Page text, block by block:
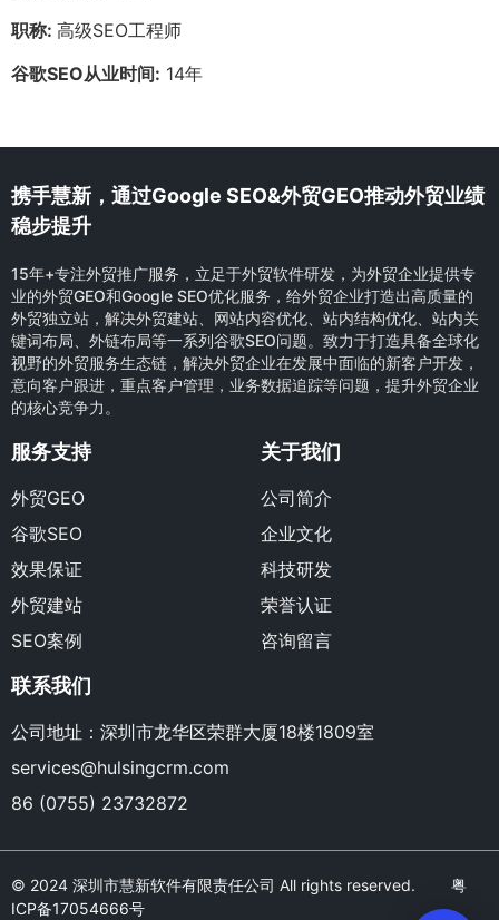
职称: 高级SEO工程师
谷歌SEO从业时间: 14年
携手慧新，通过Google SEO&外贸GEO推动外贸业绩
稳步提升
15年+专注外贸推广服务，立足于外贸软件研发，为外贸企业提供专
业的外贸GEO和Google SEO优化服务，给外贸企业打造出高质量的
外贸独立站，解决外贸建站、网站内容优化、站内结构优化、站内关
键词布局、外链布局等一系列谷歌SEO问题。致力于打造具备全球化
视野的外贸服务生态链，解决外贸企业在发展中面临的新客户开发，
意向客户跟进，重点客户管理，业务数据追踪等问题，提升外贸企业
的核心竞争力。
服务支持
外贸GEO
谷歌SEO
效果保证
外贸建站
SEO案例
关于我们
公司简介
企业文化
科技研发
荣誉认证
咨询留言
联系我们
公司地址：深圳市龙华区荣群大厦18楼1809室
services@hulsingcrm.com
86 (0755) 23732872
© 2024 深圳市慧新软件有限责任公司 All rights reserved. 粤
ICP备17054666号